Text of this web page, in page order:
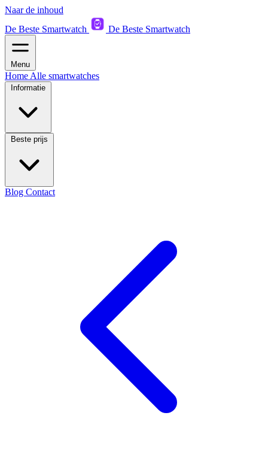
Naar de inhoud
De Beste Smartwatch
De Beste Smartwatch
Menu
Home Alle smartwatches
Informatie
Beste prijs
Blog Contact